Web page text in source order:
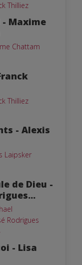
Thilliez
- Maxime
Chattam
Thilliez
- Alexis
Laipsker
de Dieu -
Rodrigues
- Lisa